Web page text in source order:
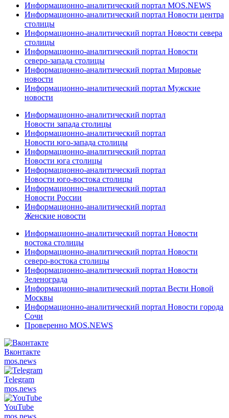
Информационно-аналитический портал MOS.NEWS
Информационно-аналитический портал Новости центра
столицы
Информационно-аналитический портал Новости севера
столицы
Информационно-аналитический портал Новости
северо-запада столицы
Информационно-аналитический портал Мировые
новости
Информационно-аналитический портал Мужские
новости
Информационно-аналитический портал
Новости запада столицы
Информационно-аналитический портал
Новости юго-запада столицы
Информационно-аналитический портал
Новости юга столицы
Информационно-аналитический портал
Новости юго-востока столицы
Информационно-аналитический портал
Новости России
Информационно-аналитический портал
Женские новости
Информационно-аналитический портал Новости
востока столицы
Информационно-аналитический портал Новости
северо-востока столицы
Информационно-аналитический портал Новости
Зеленограда
Информационно-аналитический портал Вести Новой
Москвы
Информационно-аналитический портал Новости города
Сочи
Проверенно MOS.NEWS
Вконтакте
mos.news
Telegram
mos.news
YouTube
mos. news